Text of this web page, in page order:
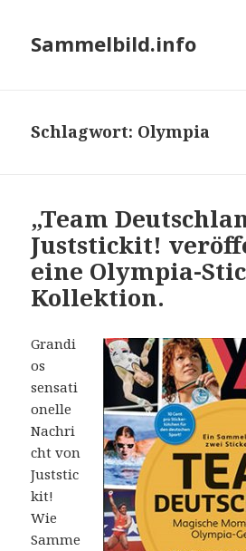
Sammelbild.info
Schlagwort: Olympia
„Team
Juststickit!
eine Olympia-
Kollektion.
Grandi
os
sensati
onelle
Nachri
cht von
Juststic
kit!
Wie
Samme